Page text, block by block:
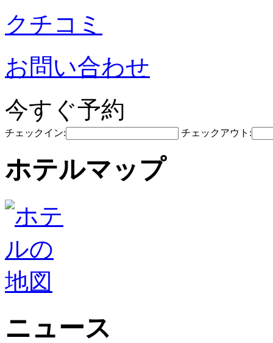
クチコミ
お問い合わせ
今すぐ予約
チェックイン: チェックアウト:
ホテルマップ
ニュース